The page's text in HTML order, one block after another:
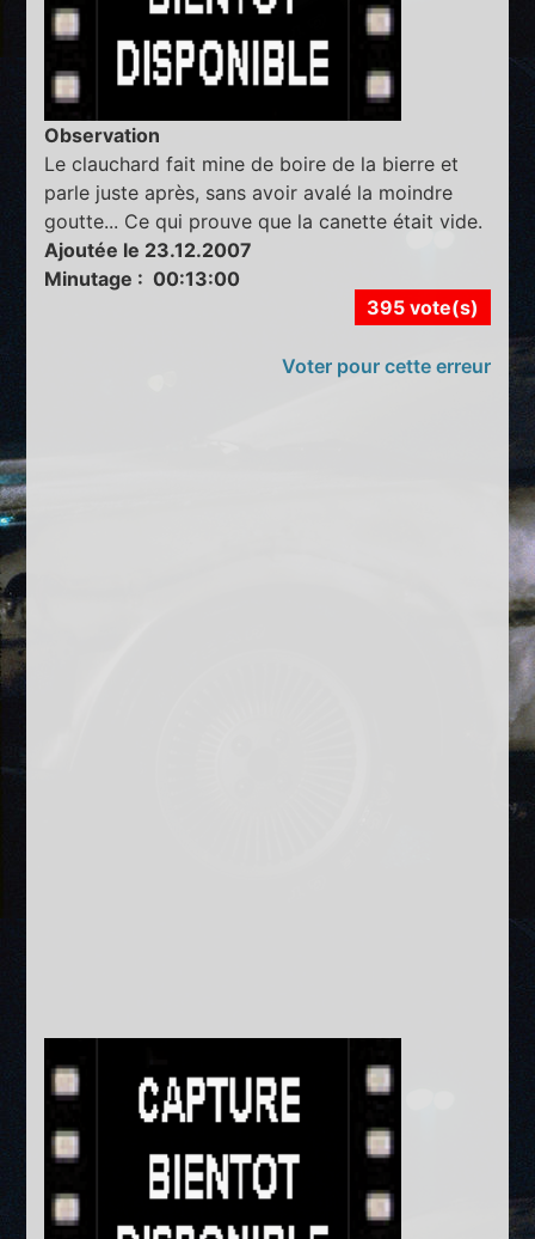
Observation
Le clauchard fait mine de boire de la bierre et
parle juste après, sans avoir avalé la moindre
goutte... Ce qui prouve que la canette était vide.
Ajoutée le 23.12.2007
Minutage : 00:13:00
395 vote(s)
Voter pour cette erreur